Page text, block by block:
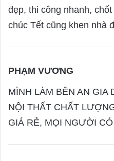
y
s
đẹp, thi công nhanh,
chúc Tết cũng khen nhà
PHẠM VƯƠNG
a
y
s
MÌNH LÀM BÊN AN GIA
NỘI THẤT CHẤT
GIÁ RẺ, MỌI NGƯỜI